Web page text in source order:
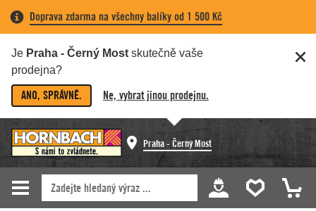
Doprava zdarma na všechny balíky od 1 500 Kč
Je Praha - Černý Most skutečně vaše
prodejna?
ANO, SPRÁVNĚ. Ne, vybrat jinou prodejnu.
Praha - Černý Most